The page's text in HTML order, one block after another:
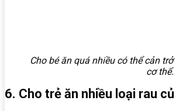
Cho bé ăn quá nhiều có thể cản
cơ thể.
6. Cho trẻ ăn nhiều loại rau